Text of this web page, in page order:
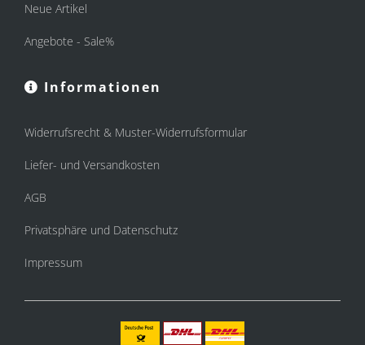
Neue Artikel
Angebote - Sale%
Informationen
Widerrufsrecht & Muster-Widerrufsformular
Liefer- und Versandkosten
AGB
Privatsphäre und Datenschutz
Impressum